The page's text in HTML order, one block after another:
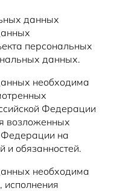
данных
персональных
данных.
необходима
Федерации
возложенных
Федерации на
и обязанностей.
необходима
исполнения